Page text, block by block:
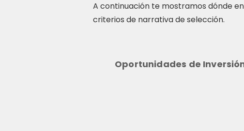
A continuación te mostramos dónde
criterios de narrativa de selección.
Oportunidades de